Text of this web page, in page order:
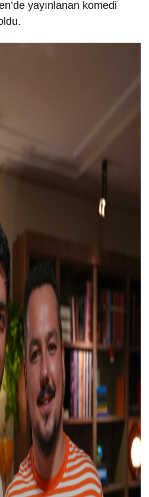
yayınlanan komedi